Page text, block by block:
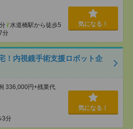
/ 水道橋駅から徒歩5
分
気になる！
！内視鏡手術支援ロボット企
336,000円+残業代
3分
気になる！